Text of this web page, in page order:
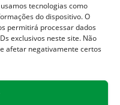
tecnologias como
do dispositivo. O
permitirá processar dados
exclusivos neste site. Não
afetar negativamente certos
Youtube
E-
mail
internacionalmente da We